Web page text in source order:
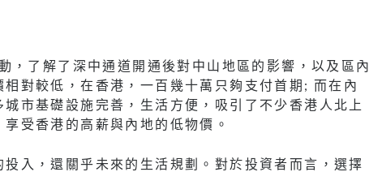
，了解了深中通道開通後對中山地區的影響，以及區內
對較低，在香港，一百幾十萬只夠支付首期; 而在內
市基礎設施完善，生活方便，吸引了不少香港人北上
受香港的高薪與內地的低物價。
入，還關乎未來的生活規劃。對於投資者而言，選擇